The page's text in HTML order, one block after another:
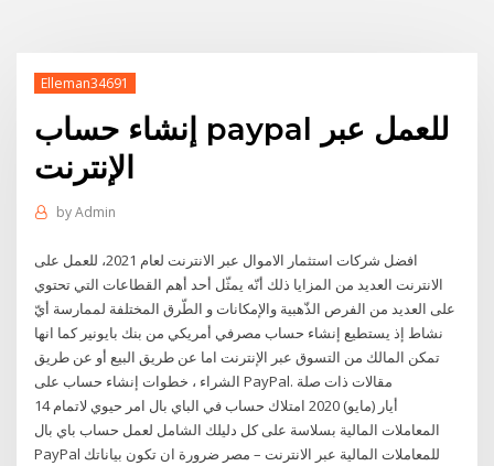
Elleman34691
إنشاء حساب paypal للعمل عبر
الإنترنت
byAdmin
افضل شركات استثمار الاموال عبر الانترنت لعام 2021، للعمل على
الانترنت العديد من المزايا ذلك أنّه يمثّل أحد أهم القطاعات التي تحتوي
على العديد من الفرص الذّهبية والإمكانات و الطّرق المختلفة لممارسة أيّ
نشاط إذ يستطيع إنشاء حساب مصرفي أمريكي من بنك بايونير كما انها
تمكن المالك من التسوق عبر الإنترنت اما عن طريق البيع أو عن طريق
الشراء ، خطوات إنشاء حساب على PayPal. مقالات ذات صلة
14 أيار (مايو) 2020 امتلاك حساب في الباي بال امر حيوي لاتمام
المعاملات المالية بسلاسة على كل دليلك الشامل لعمل حساب باي بال
PayPal للمعاملات المالية عبر الانترنت – مصر ضرورة ان تكون بياناتك